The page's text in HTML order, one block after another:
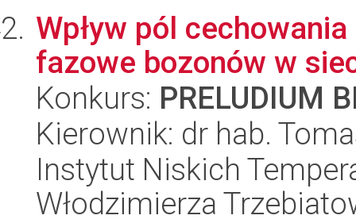
Wpływ pól
fazowe bozonów w
Konkurs: PRELUDIUM
Kierownik: dr hab.
Instytut Niskich
Włodzimierza